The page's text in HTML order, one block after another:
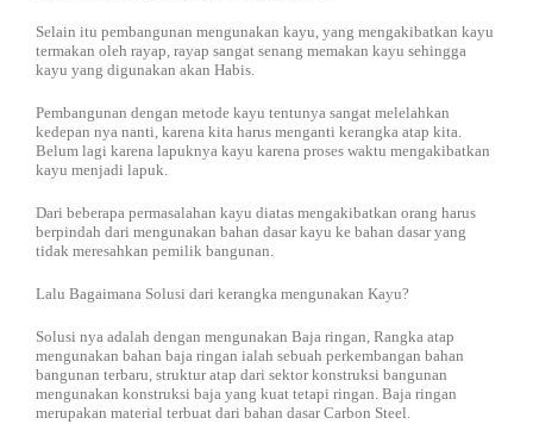
Selain itu pembangunan mengunakan kayu, yang mengakibatkan kayu
termakan oleh rayap, rayap sangat senang memakan kayu sehingga
kayu yang digunakan akan Habis.
Pembangunan dengan metode kayu tentunya sangat melelahkan
kedepan nya nanti, karena kita harus menganti kerangka atap kita.
Belum lagi karena lapuknya kayu karena proses waktu mengakibatkan
kayu menjadi lapuk.
Dari beberapa permasalahan kayu diatas mengakibatkan orang harus
berpindah dari mengunakan bahan dasar kayu ke bahan dasar yang
tidak meresahkan pemilik bangunan.
Lalu Bagaimana Solusi dari kerangka mengunakan Kayu?
Solusi nya adalah dengan mengunakan Baja ringan, Rangka atap
mengunakan bahan baja ringan ialah sebuah perkembangan bahan
bangunan terbaru, struktur atap dari sektor konstruksi bangunan
mengunakan konstruksi baja yang kuat tetapi ringan. Baja ringan
merupakan material terbuat dari bahan dasar Carbon Steel.